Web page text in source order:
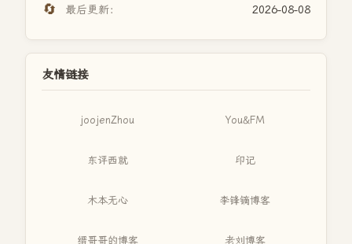
🔄 最后更新： 2026-08-08
友情链接
joojenZhou You&FM
东评西就 印记
木本无心 李锋镝博客
缙哥哥的博客 老刘博客